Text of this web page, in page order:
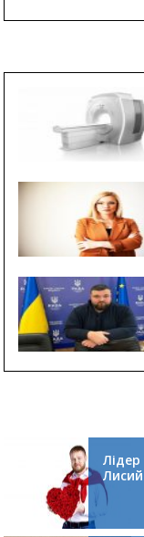
Лисий